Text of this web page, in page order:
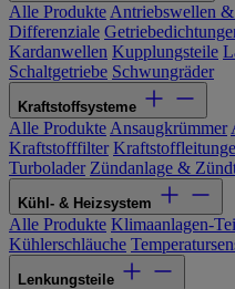
Alle Produkte Antriebswellen
Differenziale
Kardanwellen Kupplungsteile
Schaltgetriebe Schwungräder
Kraftstoffsysteme
Alle Produkte Ansaugkrümmer
Kraftstofffilter
Turbolader Zündanlage &
Kühl- & Heizsystem
Alle Produkte Klimaanlagen-
Kühlerschläuche
Lenkungsteile